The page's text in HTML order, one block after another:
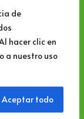
de
hacer clic en
a nuestro uso
Aceptar todo
y